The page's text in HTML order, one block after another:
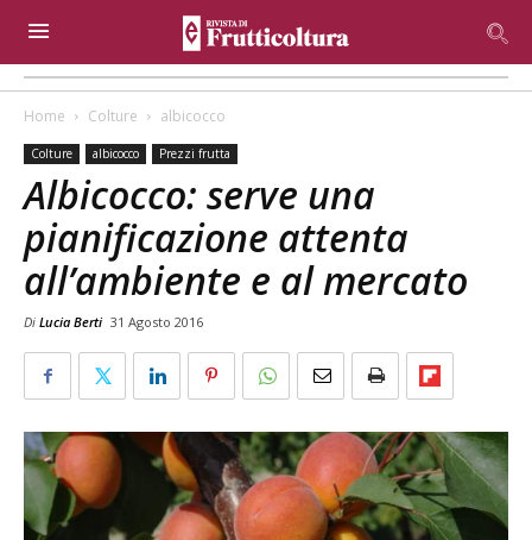
Home Colture albicocco
Colture albicocco Prezzi frutta
Albicocco: serve una
pianificazione attenta
all’ambiente e al mercato
Di Lucia Berti 31 Agosto 2016